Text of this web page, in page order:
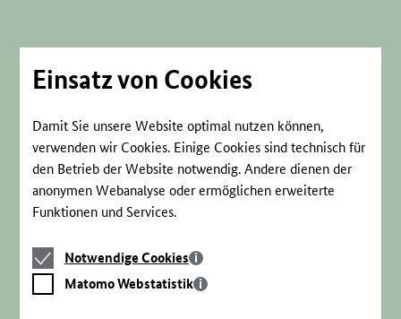
Einsatz von Cookies
Damit Sie unsere Website optimal nutzen können,
verwenden wir Cookies. Einige Cookies sind technisch für
den Betrieb der Website notwendig. Andere dienen der
anonymen Webanalyse oder ermöglichen erweiterte
Funktionen und Services.
Notwendige
Cookies
Notwendige Cookies
Matomo
Webstatistik
Matomo Webstatistik